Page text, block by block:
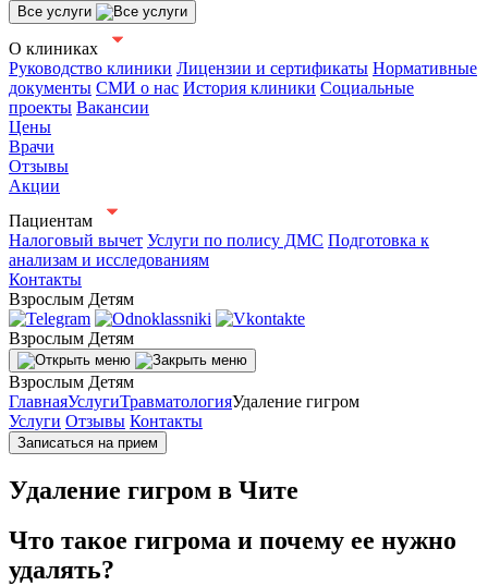
Все услуги
О клиниках
Руководство клиники Лицензии и сертификаты Нормативные
документы СМИ о нас История клиники Социальные
проекты Вакансии
Цены
Врачи
Отзывы
Акции
Пациентам
Налоговый вычет Услуги по полису ДМС Подготовка к
анализам и исследованиям
Контакты
Взрослым Детям
Взрослым Детям
Взрослым Детям
ГлавнаяУслугиТравматологияУдаление гигром
Услуги Отзывы Контакты
Записаться на прием
Удаление гигром в Чите
Что такое гигрома и почему ее нужно
удалять?